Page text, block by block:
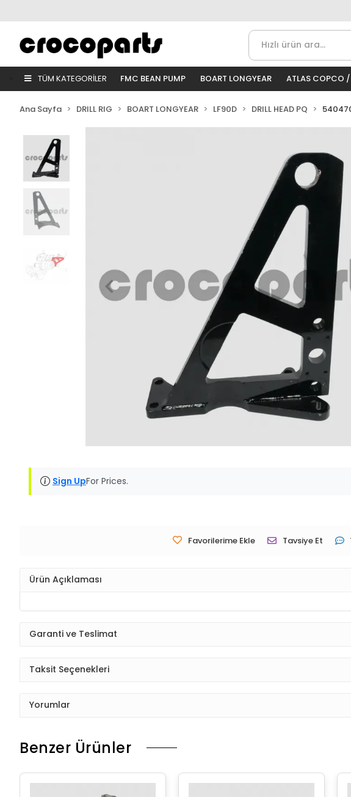
TÜM KATEGORİLER FMC BEAN PUMP BOART LONGYEAR ATLAS COPCO /
Ana Sayfa DRILL RIG BOART LONGYEAR LF90D DRILL HEAD PQ
Sign UpFor Prices.
Favorilerime Ekle Tavsiye Et
Ürün Açıklaması
Garanti ve Teslimat
Taksit Seçenekleri
Yorumlar
Benzer Ürünler